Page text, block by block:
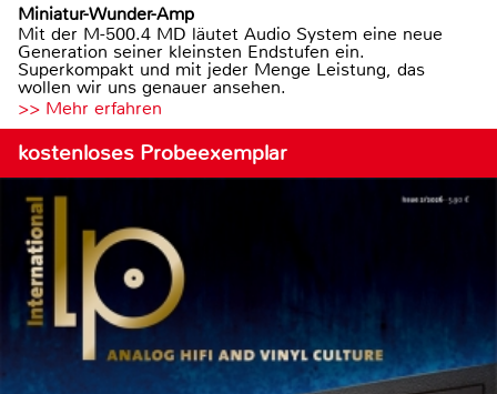
Miniatur-Wunder-Amp
Mit der M-500.4 MD läutet Audio System eine neue
Generation seiner kleinsten Endstufen ein.
Superkompakt und mit jeder Menge Leistung, das
wollen wir uns genauer ansehen.
>> Mehr erfahren
kostenloses Probeexemplar